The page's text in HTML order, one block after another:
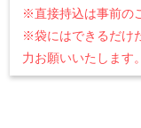
※直接持込は事前の
※袋にはできるだけ
力お願いいたします。